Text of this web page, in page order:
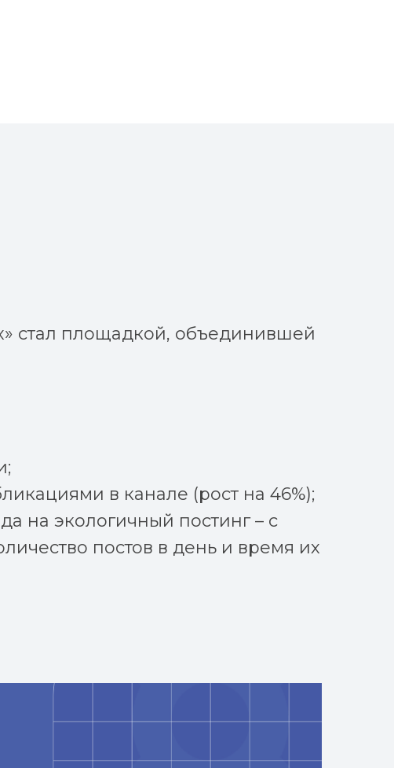
стал площадкой, объединившей
в канале (рост на 46%);
на экологичный постинг – с
постов в день и время их